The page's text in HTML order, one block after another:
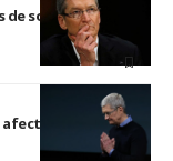
socorro tras el
afectadas por los